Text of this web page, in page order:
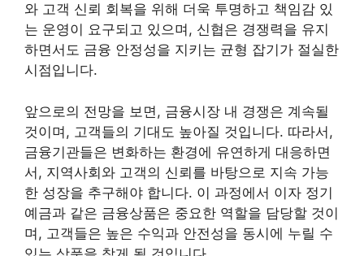
와 고객 신뢰 회복을 위해 더욱 투명하고 책임감 있
는 운영이 요구되고 있으며, 신협은 경쟁력을 유지
하면서도 금융 안정성을 지키는 균형 잡기가 절실한
시점입니다.
앞으로의 전망을 보면, 금융시장 내 경쟁은 계속될
것이며, 고객들의 기대도 높아질 것입니다. 따라서,
금융기관들은 변화하는 환경에 유연하게 대응하면
서, 지역사회와 고객의 신뢰를 바탕으로 지속 가능
한 성장을 추구해야 합니다. 이 과정에서 이자 정기
예금과 같은 금융상품은 중요한 역할을 담당할 것이
며, 고객들은 높은 수익과 안전성을 동시에 누릴 수